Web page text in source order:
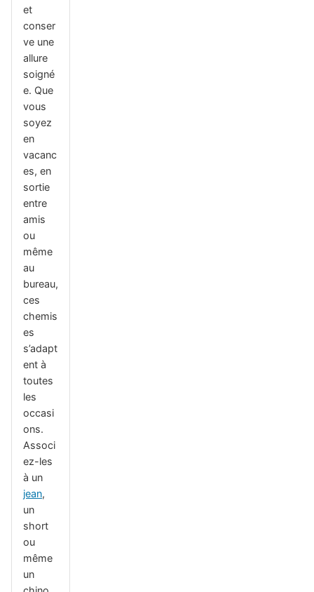
et
conser
ve une
allure
soigné
e. Que
vous
soyez
en
vacanc
es, en
sortie
entre
amis
ou
même
au
bureau,
ces
chemis
es
s’adapt
ent à
toutes
les
occasi
ons.
Associ
ez-les
à un
jean,
un
short
ou
même
un